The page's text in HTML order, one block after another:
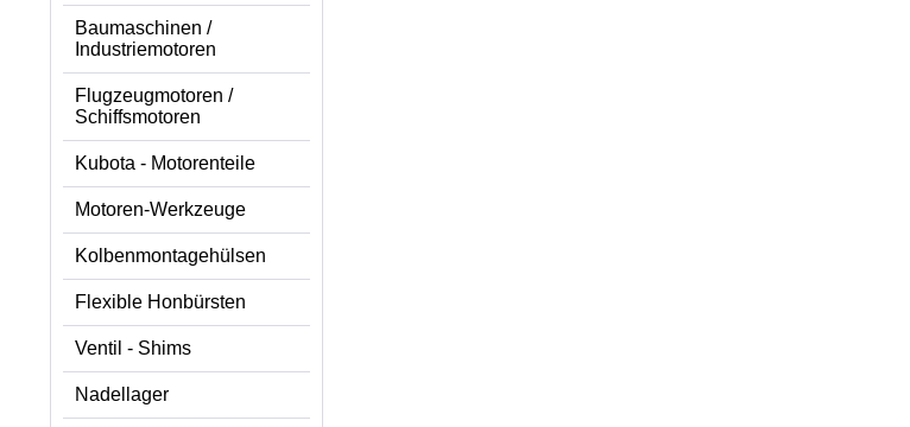
Baumaschinen /
Industriemotoren
Flugzeugmotoren /
Schiffsmotoren
Kubota - Motorenteile
Motoren-Werkzeuge
Kolbenmontagehülsen
Flexible Honbürsten
Ventil - Shims
Nadellager